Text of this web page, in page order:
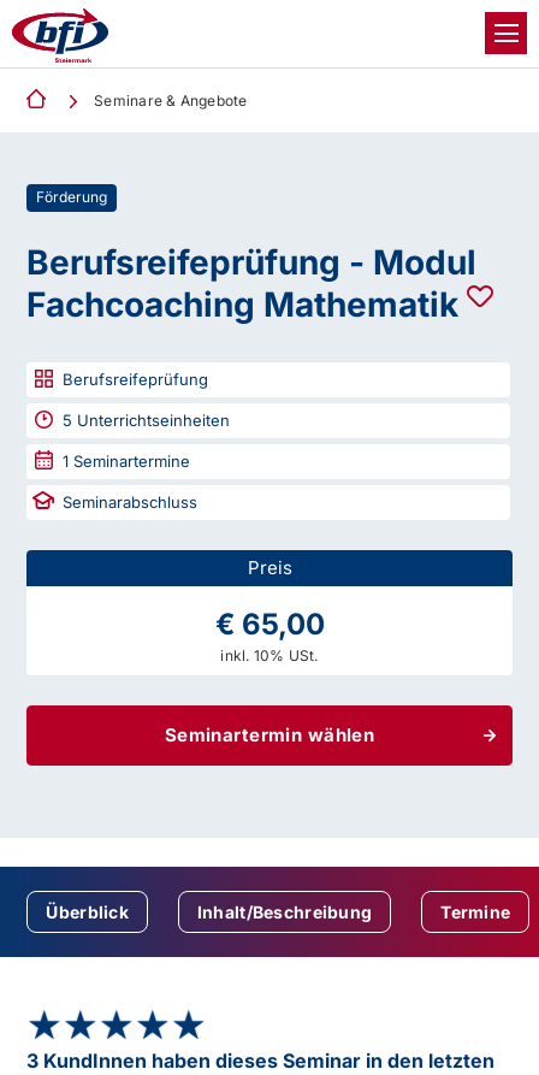
Seminare & Angebote
Förderung
Berufsreifeprüfung - Modul
Fachcoaching Mathematik
Berufsreifeprüfung
5 Unterrichtseinheiten
1 Seminartermine
Seminarabschluss
Preis
€ 65,00
inkl. 10% USt.
Seminartermin wählen
Überblick Inhalt/Beschreibung Termine
★★★★★
★★★★★
3 KundInnen haben dieses Seminar in den letzten